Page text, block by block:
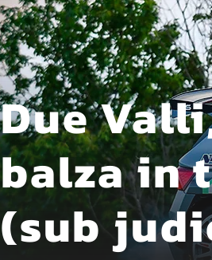
Due
balza in
(sub